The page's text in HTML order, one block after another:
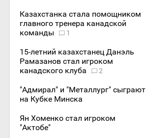
Казахстанка стала помощником
главного тренера канадской
команды
1
15-летний казахстанец Данэль
Рамазанов стал игроком
канадского клуба
2
"Адмирал" и "Металлург" сыграют
на Кубке Минска
Ян Хоменко стал игроком
"Актобе"